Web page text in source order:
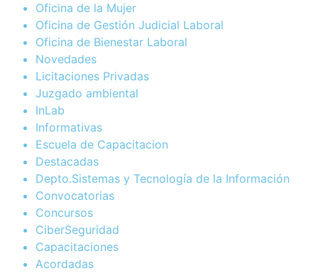
Oficina de la Mujer
Oficina de Gestión Judicial Laboral
Oficina de Bienestar Laboral
Novedades
Licitaciones Privadas
Juzgado ambiental
InLab
Informativas
Escuela de Capacitacion
Destacadas
Depto.Sistemas y Tecnología de la Información
Convocatorias
Concursos
CiberSeguridad
Capacitaciones
Acordadas